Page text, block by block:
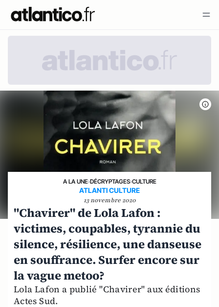
A LA UNE›DÉCRYPTAGES›CULTURE
ATLANTI CULTURE
13 novembre 2020
"Chavirer" de Lola Lafon :
victimes, coupables, tyrannie du
silence, résilience, une danseuse
en souffrance. Surfer encore sur
la vague metoo?
Lola Lafon a publié "Chavirer" aux éditions
Actes Sud.